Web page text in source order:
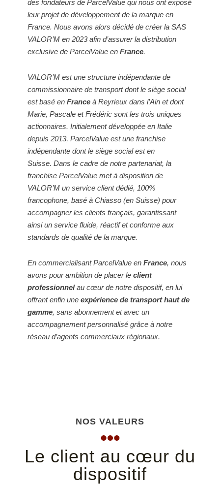
des fondateurs de ParcelValue qui nous ont exposé
leur projet de développement de la marque en
France. Nous avons alors décidé de créer la SAS
VALOR’M en 2023 afin d’assurer la distribution
exclusive de ParcelValue en France.
VALOR’M est une structure indépendante de
commissionnaire de transport dont le siège social
est basé en France à Reyrieux dans l’Ain et dont
Marie, Pascale et Frédéric sont les trois uniques
actionnaires. Initialement développée en Italie
depuis 2013, ParcelValue est une franchise
indépendante dont le siège social est en
Suisse. Dans le cadre de notre partenariat, la
franchise ParcelValue met à disposition de
VALOR’M un service client dédié, 100%
francophone, basé à Chiasso (en Suisse) pour
accompagner les clients français, garantissant
ainsi un service fluide, réactif et conforme aux
standards de qualité de la marque.
En commercialisant ParcelValue en France, nous
avons pour ambition de placer le client
professionnelau cœur de notre dispositif, en lui
offrant enfin une expérience de transport haut de
gamme, sans abonnement et avec un
accompagnement personnalisé grâce à notre
réseau d’agents commerciaux régionaux.
NOS VALEURS
Le client au cœur du
dispositif